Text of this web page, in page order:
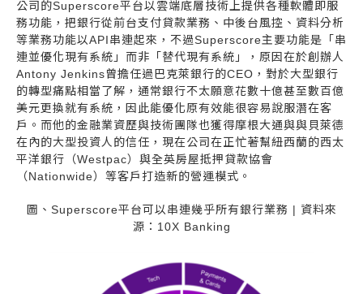
公司的Superscore平台以雲端底層技術上提供各種軟體即服
務功能，把銀行從前台支付貸款業務、中後台風控、資料分析
等業務功能以API串連起來，不過Superscore主要功能是「串
連並優化現有系統」而非「替代現有系統」，原因在於創辦人
Antony Jenkins曾擔任過巴克萊銀行的CEO，對於大型銀行
的轉型痛點相當了解，通常銀行不太願意花數十億甚至數百億
美元更換就有系統，因此能優化原有效能很容易說服潛在客
戶。而他的金融業資歷與技術團隊也獲得摩根大通與與貝萊德
在內的大型投資人的信任，現在公司在正忙著幫紐西蘭的西太
平洋銀行（Westpac）與全英房屋抵押貸款協會
（Nationwide）等客戶打造新的營運模式。
圖、Superscore平台可以串連幾乎所有銀行業務 | 資料來
源：10X Banking